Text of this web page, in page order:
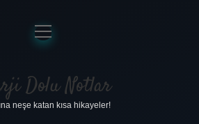
Anasayfa
Gizlilik Politikası
Yasal Uyarı
menüyü
aç
Dolu Notlar
neşe katan kısa hikayeler!